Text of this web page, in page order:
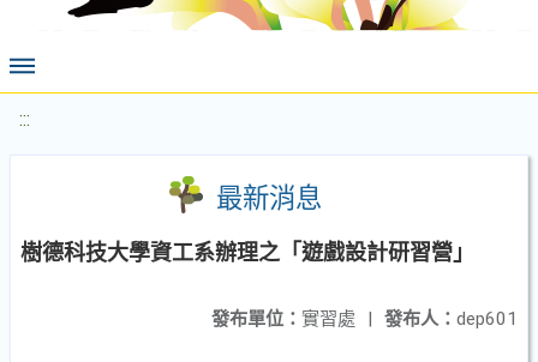
:::
最新消息
樹德科技大學資工系辦理之「遊戲設計研習營」
發布人： dep601
發布單位： 實習處 |